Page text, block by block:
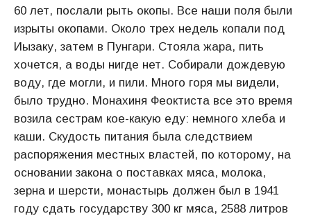
60 лет, послали рыть окопы. Все наши поля были
изрыты окопами. Около трех недель копали под
Иызаку, затем в Пунгари. Стояла жара, пить
хочется, а воды нигде нет. Собирали дождевую
воду, где могли, и пили. Много горя мы видели,
было трудно. Монахиня Феоктиста все это время
возила сестрам кое-какую еду: немного хлеба и
каши. Скудость питания была следствием
распоряжения местных властей, по которому, на
основании закона о поставках мяса, молока,
зерна и шерсти, монастырь должен был в 1941
году сдать государству 300 кг мяса, 2588 литров